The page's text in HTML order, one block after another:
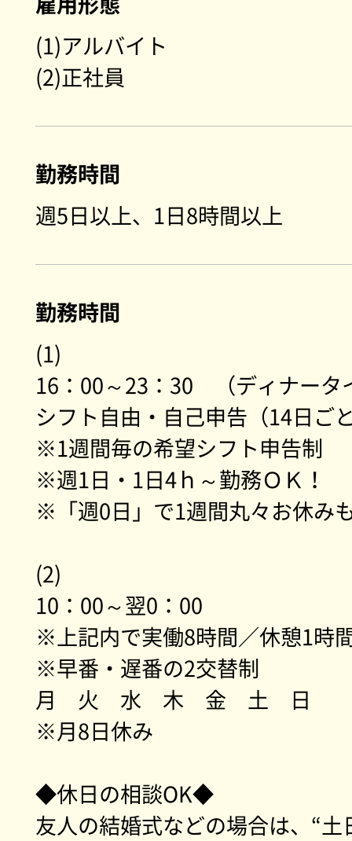
(1)アルバイト
(2)正社員
勤務時間
週5日以上、1日8時間以上
勤務時間
(1)
16：00～23：30 （ディナータ
シフト自由・自己申告（14日ご
※1週間毎の希望シフト申告制
※週1日・1日4ｈ～勤務ＯＫ！
※「週0日」で1週間丸々お休み
(2)
10：00～翌0：00
※上記内で実働8時間／休憩1時
※早番・遅番の2交替制
月 火 水 木 金 土 日
※月8日休み
◆休日の相談OK◆
友人の結婚式などの場合は、“土